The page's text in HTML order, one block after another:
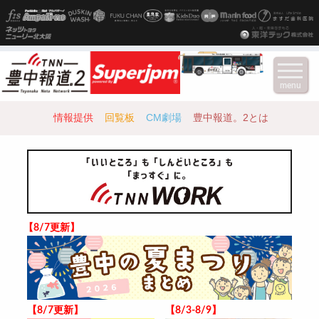
情報提供 回覧板 CM劇場 豊中報道。2とは
【8/7更新】
【8/7更新】 【8/3-8/9】
menu